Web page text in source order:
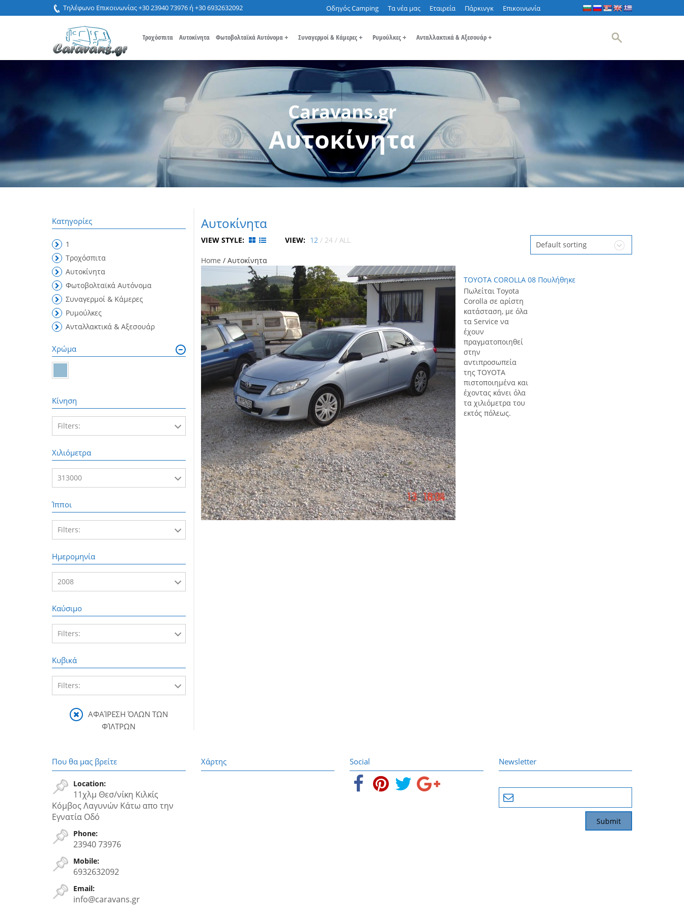
Τηλέφωνο Επικοινωνίας +30 23940 73976 ή +30 6932632092 Οδηγός Camping Τα νέα μας Εταιρεία Πάρκινγκ Επικοινωνία
Τροχόσπιτα Αυτοκίνητα Φωτοβολταϊκά Αυτόνομα+ Συναγερμοί & Κάμερες+ Ρυμούλκες+ Ανταλλακτικά & Αξεσουάρ+
Caravans.gr
Αυτοκίνητα
Αυτοκίνητα
Default sorting
VIEW STYLE: VIEW: 12 / 24/ ALL
Home / Αυτοκίνητα
TOYOTA COROLLA 08 Πουλήθηκε
Πωλείται Toyota
Corolla σε αρίστη
κατάσταση, με όλα
τα Service να
έχουν
πραγματοποιηθεί
στην
αντιπροσωπεία
της TOYOTA
πιστοποιημένα και
έχοντας κάνει όλα
τα χιλιόμετρα του
εκτός πόλεως.
Κατηγορίες
1
Τροχόσπιτα
Αυτοκίνητα
Φωτοβολταϊκά Αυτόνομα
Συναγερμοί & Κάμερες
Ρυμούλκες
Ανταλλακτικά & Αξεσουάρ
Χρώμα
Κίνηση
Filters:
FWD
Χιλιόμετρα
313000
313000
Ίπποι
Filters:
120
Ημερομηνία
2008
2008
Καύσιμο
Filters:
Βενζίνη
Κυβικά
Filters:
1600
ΑΦΑΊΡΕΣΗ ΌΛΩΝ ΤΩΝ
ΦΊΛΤΡΩΝ
Που θα μας βρείτε
Location:
11χλμ Θεσ/νίκη Κιλκίς
Κόμβος Λαγυνών Κάτω απο την
Εγνατία Oδό
Phone:
23940 73976
Mobile:
6932632092
Email:
info@caravans.gr
Χάρτης Social Newsletter